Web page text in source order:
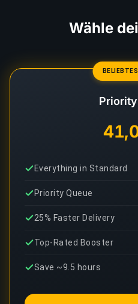
Wähle
Everything in Standard
Priority Queue
25% Faster Delivery
Top-Rated Booster
Save ~9.5 hours